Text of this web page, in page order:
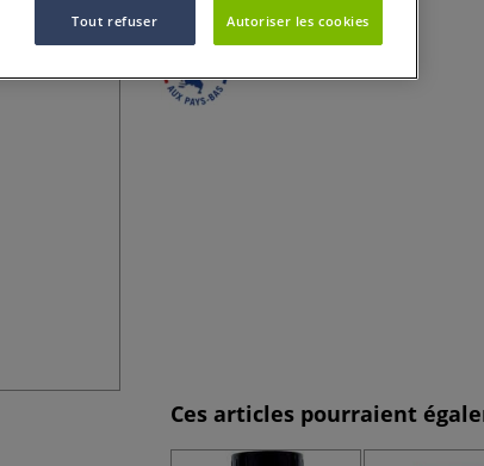
Ces articles pourraient
Tout refuser Autoriser les cookies